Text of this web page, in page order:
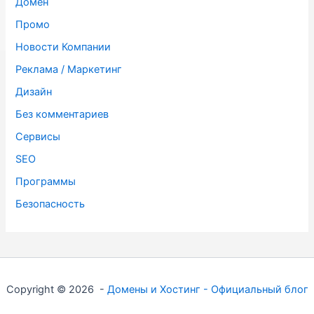
Промо
Новости Компании
Реклама / Маркетинг
Дизайн
Без комментариев
Сервисы
SЕО
Программы
Безопасность
Copyright © 2026 - Домены и Хостинг - Официальный блог